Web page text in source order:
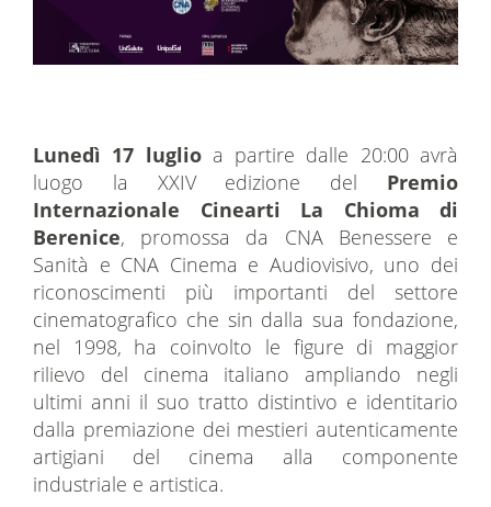
Lunedì 17 luglioa partire dalle 20:00 avrà
luogo la XXIV edizione del Premio
Internazionale Cinearti La Chioma di
Berenice, promossa da CNA Benessere e
Sanità e CNA Cinema e Audiovisivo, uno dei
riconoscimenti più importanti del settore
cinematografico che sin dalla sua fondazione,
nel 1998, ha coinvolto le figure di maggior
rilievo del cinema italiano ampliando negli
ultimi anni il suo tratto distintivo e identitario
dalla premiazione dei mestieri autenticamente
artigiani del cinema alla componente
industriale e artistica.